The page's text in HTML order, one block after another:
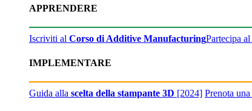
APPRENDERE
Iscriviti al Corso di Additive ManufacturingPartecipa al
IMPLEMENTARE
Guida alla scelta della stampante 3D [2024] Prenota una